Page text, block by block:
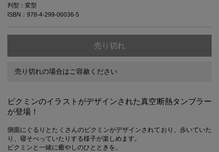
判型：変型
ISBN：978-4-299-06036-5
売り切れ
売り切れの場合はご容赦ください
ピクミンのイラストがデザインされた真空断熱タンブラー
が登場！
側面にぐるりとたくさんのピクミンがデザインされており、歩いていた
り、寝そべっていたりする様子が楽しめます。
ピクミンと一緒に癒やしのひとときを。